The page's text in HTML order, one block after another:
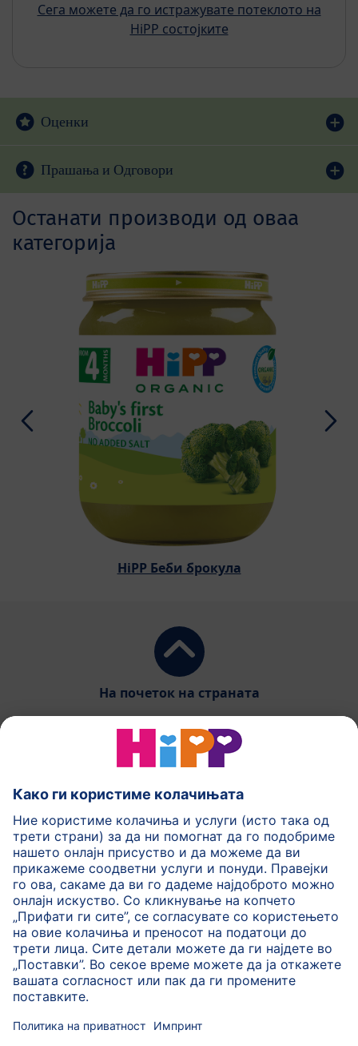
Сега можете да го истражувате потеклото на
HiPP состојките
Оценки
Прашања и Одговори
Останати производи од оваа
категорија
HiPP Беби брокула
На почеток на страната
HiPP Млечни формули
HiPP Храна за бебиња
HiPP за деца
HiPP Нега за кожа
HiPP Бременост
Политика на приватност
Услови на користење
Импринт
Повеќе за HiPP Контакт